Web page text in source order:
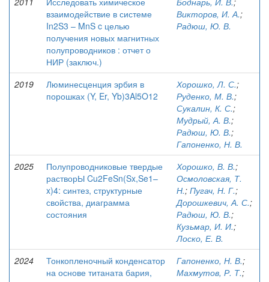
взаимодействие в системе
In2S3 – MnS c целью
получения новых магнитных
полупроводников : отчет о
НИР (заключ.)
Викторов, И. А.;
Радюш, Ю. В.
2019
Люминесценция эрбия в
порошках (Y, Er, Yb)3Al5O12
Хорошко, Л. С.;
Руденко, М. В.;
Сукалин, К. С.;
Мудрый, А. В.;
Радюш, Ю. В.;
Гапоненко, Н. В.
2025
Полупроводниковые твердые
растворЫ Cu2FeSn(Sx,Se1–
x)4: синтез, структурные
свойства, диаграмма
состояния
Хорошко, В. В.;
Осмоловская, Т.
Н.; Пугач, Н. Г.;
Дорошкевич, А. С.;
Радюш, Ю. В.;
Кузьмар, И. И.;
Лоско, Е. В.
2024
Тонкопленочный конденсатор
на основе титаната бария,
Гапоненко, Н. В.;
Махмутов, Р. Т.;